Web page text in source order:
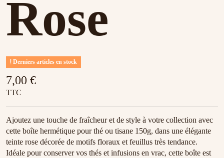
Rose
Derniers articles en stock
7,00 €
TTC
Ajoutez une touche de fraîcheur et de style à votre collection avec
cette boîte hermétique pour thé ou tisane 150g, dans une élégante
teinte rose décorée de motifs floraux et feuillus très tendance.
Idéale pour conserver vos thés et infusions en vrac, cette boîte est